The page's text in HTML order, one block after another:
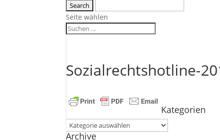
Seite wählen
Sozialrechtshotline-
Kategorien
Kategorien
Archive